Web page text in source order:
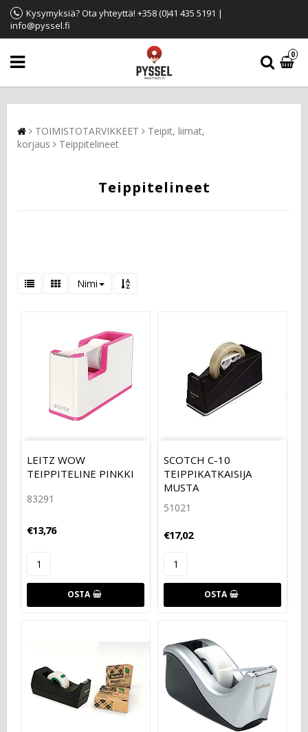
Kysymyksiä? Ota yhteyttä! +358 (0)41 435 5191 |
info@pyssel.fi
0
TOIMISTOTARVIKKEET
Teipit, liimat,
korjaus
Teippitelineet
Teippitelineet
Nimi
LEITZ WOW
TEIPPITELINE PINKKI
83291
€13,76
OSTA
SCOTCH C-10
TEIPPIKATKAISIJA
MUSTA
51021
€17,02
OSTA